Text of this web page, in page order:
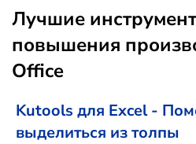
Лучшие
повышения
Office
Kutools для Excel -
выделиться из толпы